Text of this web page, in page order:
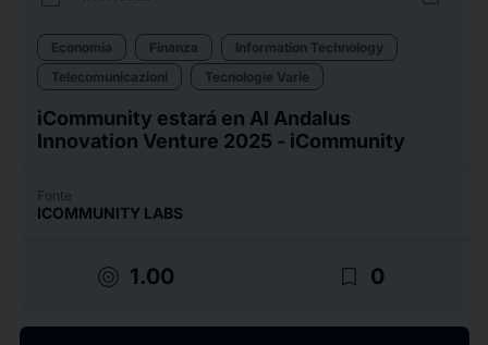
Economia Finanza
Information Technology
Telecomunicazioni
Tecnologie Varie
iCommunity estará en Al Andalus
Innovation Venture 2025 - iCommunity
Fonte
ICOMMUNITY LABS
target 1.00 bookmark_border 0